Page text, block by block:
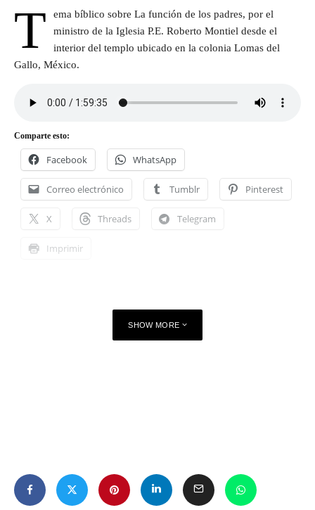
T
ema bíblico sobre La función de los padres, por el
ministro de la Iglesia P.E. Roberto Montiel desde el
interior del templo ubicado en la colonia Lomas del
Gallo, México.
Comparte esto:
Facebook WhatsApp
Correo electrónico Tumblr Pinterest
X Threads Telegram
Imprimir
SHOW MORE